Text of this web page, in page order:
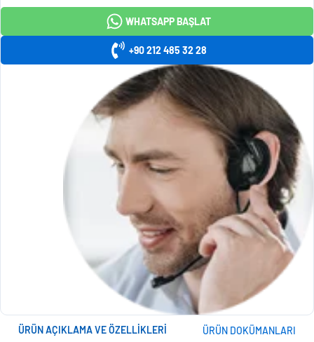
WHATSAPP BAŞLAT
+90 212 485 32 28
ÜRÜN AÇIKLAMA VE ÖZELLIKLERI ÜRÜN DOKÜMANLARI